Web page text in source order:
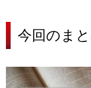
今回のま